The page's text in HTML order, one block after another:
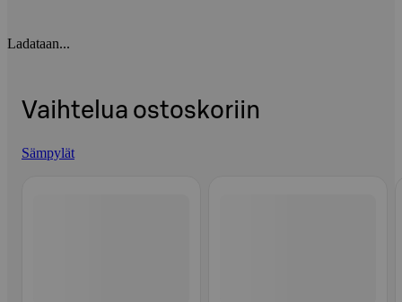
Ladataan...
Vaihtelua ostoskoriin
Sämpylät